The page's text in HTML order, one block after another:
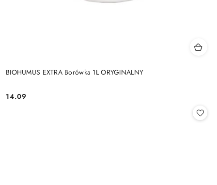
BIOHUMUS EXTRA Borówka 1L ORYGINALNY
Cena:
14.09